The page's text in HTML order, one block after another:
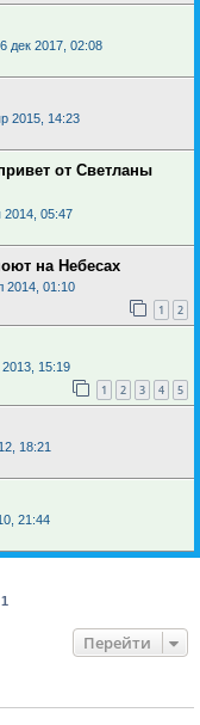
дек 2017, 02:08
2015, 14:23
от Светланы
2014, 05:47
на Небесах
2014, 01:10
1 2
2013, 15:19
1 2 3 4 5
18:21
21:44
1
Перейти